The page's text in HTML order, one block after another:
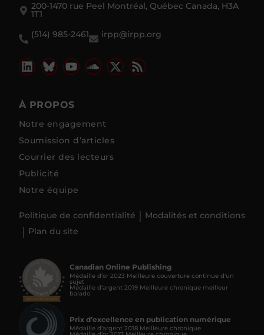
200-1470 rue Peel Montréal, Québec Canada, H3A
1T1
(514) 985-2461
irpp@irpp.org
À PROPOS
Notre engagement
Soumission d’articles
Courrier des lecteurs
Publicité
Notre équipe
Politique de confidentialité
Modalités et conditions
Plan du site
Canadian Online Publishing
Médaille d’or 2023 Meilleure couverture continue d'un
sujet
Médaille d’argent 2019 Meilleure chronique meilleur
balado
Prix d’excellence en publication numérique
Médaille d’argent 2018 Meilleure chronique